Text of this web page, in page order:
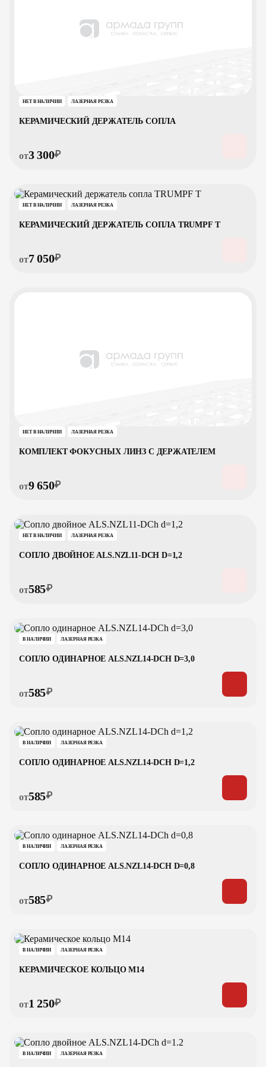
НЕТ В НАЛИЧИИ ЛАЗЕРНАЯ РЕЗКА
КЕРАМИЧЕСКИЙ ДЕРЖАТЕЛЬ СОПЛА
от3 300₽
НЕТ В НАЛИЧИИ ЛАЗЕРНАЯ РЕЗКА
КЕРАМИЧЕСКИЙ ДЕРЖАТЕЛЬ СОПЛА TRUMPF T
от7 050₽
НЕТ В НАЛИЧИИ ЛАЗЕРНАЯ РЕЗКА
КОМПЛЕКТ ФОКУСНЫХ ЛИНЗ С ДЕРЖАТЕЛЕМ
от9 650₽
НЕТ В НАЛИЧИИ ЛАЗЕРНАЯ РЕЗКА
СОПЛО ДВОЙНОЕ ALS.NZL11-DCH D=1,2
от585₽
В НАЛИЧИИ ЛАЗЕРНАЯ РЕЗКА
СОПЛО ОДИНАРНОЕ ALS.NZL14-DCH D=3,0
от585₽
В НАЛИЧИИ ЛАЗЕРНАЯ РЕЗКА
СОПЛО ОДИНАРНОЕ ALS.NZL14-DCH D=1,2
от585₽
В НАЛИЧИИ ЛАЗЕРНАЯ РЕЗКА
СОПЛО ОДИНАРНОЕ ALS.NZL14-DCH D=0,8
от585₽
В НАЛИЧИИ ЛАЗЕРНАЯ РЕЗКА
КЕРАМИЧЕСКОЕ КОЛЬЦО M14
от1 250₽
В НАЛИЧИИ ЛАЗЕРНАЯ РЕЗКА